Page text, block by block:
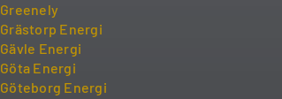
Greenely
Grästorp Energi
Gävle Energi
Göta Energi
Göteborg Energi